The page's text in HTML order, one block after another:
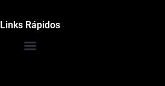
Links Rápidos